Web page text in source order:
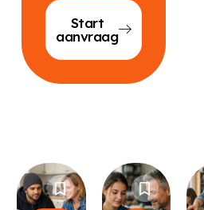
Start
aanvraag